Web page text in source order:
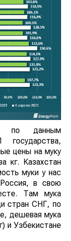
по данным
государства,
цены на муку
кг. Казахстан
муки у нас
в свою
Там мука
стран СНГ, по
дешевая мука
и Узбекистане